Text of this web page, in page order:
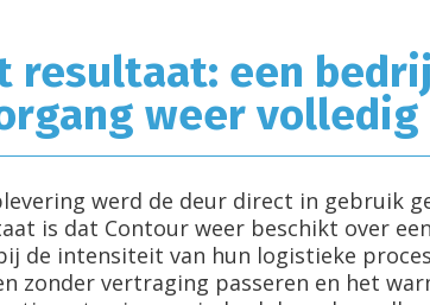
resultaat: een
weer
werd de deur direct in gebruik
is dat Contour weer beschikt over
de intensiteit van hun logistieke
zonder vertraging passeren en het